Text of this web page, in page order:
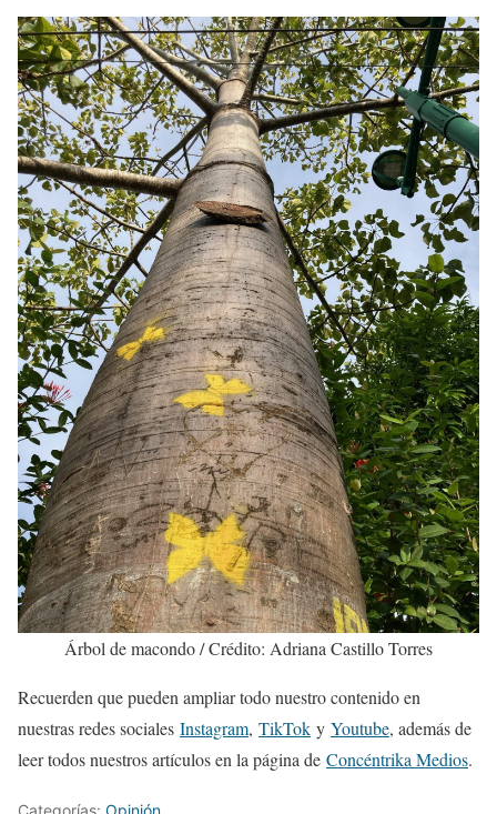
Árbol de macondo / Crédito: Adriana Castillo Torres
Recuerden que pueden ampliar todo nuestro contenido en
nuestras redes sociales Instagram, TikTok y Youtube, además de
leer todos nuestros artículos en la página de Concéntrika Medios.
Categorías: Opinión